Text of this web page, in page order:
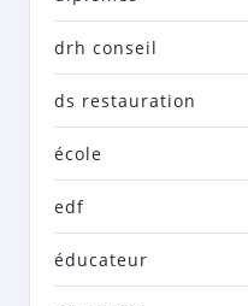
drh conseil
ds restauration
école
edf
éducateur